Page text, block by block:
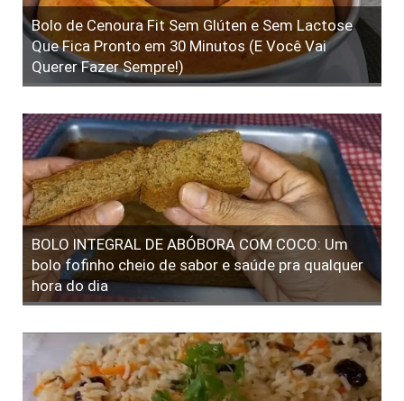
Bolo de Cenoura Fit Sem Glúten e Sem Lactose
Que Fica Pronto em 30 Minutos (E Você Vai
Querer Fazer Sempre!)
BOLO INTEGRAL DE ABÓBORA COM COCO: Um
bolo fofinho cheio de sabor e saúde pra qualquer
hora do dia